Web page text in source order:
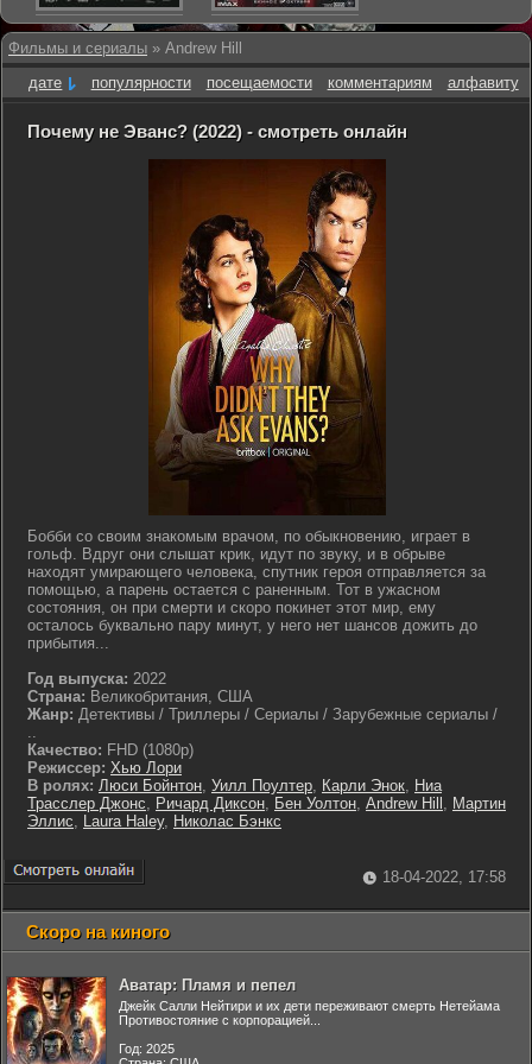
Фильмы и сериалы » Andrew Hill
дате
популярности посещаемости комментариям алфавиту
Почему не Эванс? (2022) - смотреть онлайн
Бобби со своим знакомым врачом, по обыкновению, играет в
гольф. Вдруг они слышат крик, идут по звуку, и в обрыве
находят умирающего человека, спутник героя отправляется за
помощью, а парень остается с раненным. Тот в ужасном
состояния, он при смерти и скоро покинет этот мир, ему
осталось буквально пару минут, у него нет шансов дожить до
прибытия...
Год выпуска: 2022
Страна: Великобритания, США
Жанр: Детективы / Триллеры / Сериалы / Зарубежные сериалы /
..
Качество: FHD (1080p)
Режиссер: Хью Лори
В ролях: Люси Бойнтон, Уилл Поултер, Карли Энок, Ниа
Трасслер Джонс, Ричард Диксон, Бен Уолтон, Andrew Hill , Мартин
Эллис, Laura Haley, Николас Бэнкс
18-04-2022, 17:58
Скоро на киного
Аватар: Пламя и пепел
Джейк Салли Нейтири и их дети переживают смерть Нетейама
Противостояние с корпорацией...
Год: 2025